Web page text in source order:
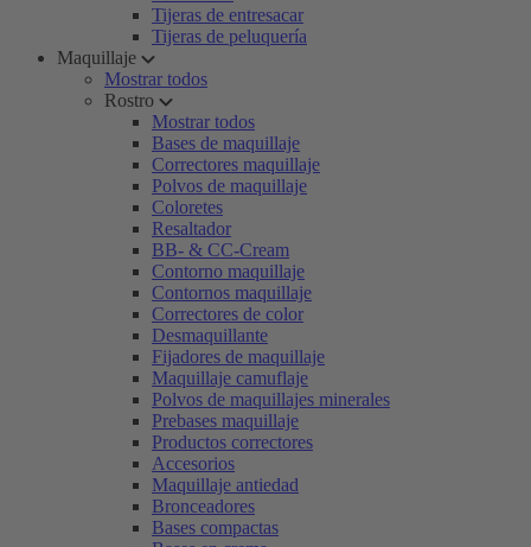
Tijeras de entresacar
Tijeras de peluquería
Maquillaje
Mostrar todos
Rostro
Mostrar todos
Bases de maquillaje
Correctores maquillaje
Polvos de maquillaje
Coloretes
Resaltador
BB- & CC-Cream
Contorno maquillaje
Contornos maquillaje
Correctores de color
Desmaquillante
Fijadores de maquillaje
Maquillaje camuflaje
Polvos de maquillajes minerales
Prebases maquillaje
Productos correctores
Accesorios
Maquillaje antiedad
Bronceadores
Bases compactas